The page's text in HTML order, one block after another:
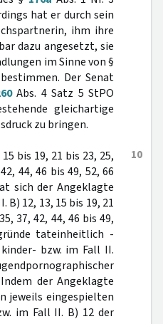
hat er durch sein
ihm ihre
dazu angesetzt, sie
im Sinne von §
Der Senat
Abs. 4 Satz 5 StPO
gleichartige
zu bringen.
10
bis 19, 21 bis 23, 25,
44, 46 bis 49, 52, 66
sich der Angeklagte
12, 13, 15 bis 19, 21
37, 42, 44, 46 bis 49,
tateinheitlich -
bzw. im Fall II.
der Angeklagte
jeweils eingespielten
im Fall II. B) 12 der